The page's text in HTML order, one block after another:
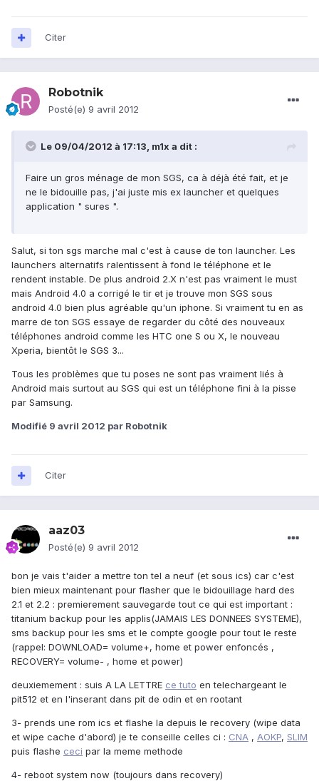
Citer
Robotnik
Posté(e) 9 avril 2012
Le 09/04/2012 à 17:13, m1x a dit :
Faire un gros ménage de mon SGS, ca à déjà été fait, et je
ne le bidouille pas, j'ai juste mis ex launcher et quelques
application " sures ".
Salut, si ton sgs marche mal c'est à cause de ton launcher. Les
launchers alternatifs ralentissent à fond le téléphone et le
rendent instable. De plus android 2.X n'est pas vraiment le must
mais Android 4.0 a corrigé le tir et je trouve mon SGS sous
android 4.0 bien plus agréable qu'un iphone. Si vraiment tu en as
marre de ton SGS essaye de regarder du côté des nouveaux
téléphones android comme les HTC one S ou X, le nouveau
Xperia, bientôt le SGS 3...
Tous les problèmes que tu poses ne sont pas vraiment liés à
Android mais surtout au SGS qui est un téléphone fini à la pisse
par Samsung.
Modifié 9 avril 2012 par Robotnik
Citer
aaz03
Posté(e) 9 avril 2012
bon je vais t'aider a mettre ton tel a neuf (et sous ics) car c'est
bien mieux maintenant pour flasher que le bidouillage hard des
2.1 et 2.2 : premierement sauvegarde tout ce qui est important :
titanium backup pour les applis(JAMAIS LES DONNEES SYSTEME),
sms backup pour les sms et le compte google pour tout le reste
(rappel: DOWNLOAD= volume+, home et power enfoncés ,
RECOVERY= volume- , home et power)
deuxiemement : suis A LA LETTRE ce tuto en telechargeant le
pit512 et en l'inserant dans pit de odin et en rootant
3- prends une rom ics et flashe la depuis le recovery (wipe data
et wipe cache d'abord) je te conseille celles ci : CNA , AOKP, SLIM
puis flashe ceci par la meme methode
4- reboot system now (toujours dans recovery)